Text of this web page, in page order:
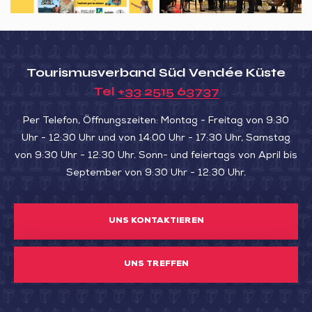
Tourismusverband Süd Vendée Küste
Tel +33 2515 63737
Per Telefon, Öffnungszeiten: Montag - Freitag von 9:30
Uhr - 12:30 Uhr und von 14:00 Uhr - 17:30 Uhr, Samstag
von 9:30 Uhr - 12:30 Uhr. Sonn- und feiertags von April bis
September von 9:30 Uhr - 12:30 Uhr.
UNS KONTAKTIEREN
UNS TREFFEN